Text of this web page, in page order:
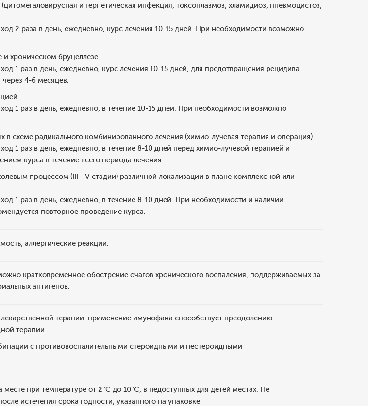
и герпетическая инфекция, токсоплазмоз, хламидиоз, пневмоцистоз,
2 раза в день, ежедневно, курс лечения 10-15 дней. При необходимости возможно
хроническом бруцеллезе
1 раз в день, ежедневно, курс лечения 10-15 дней, для предотвращения рецидива
4-6 месяцев.
1 раз в день, ежедневно, в течение 10-15 дней. При необходимости возможно
в схеме радикального комбинированного лечения (химио-лучевая терапия и операция)
1 раз в день, ежедневно, в течение 8-10 дней перед химио-лучевой терапией и
курса в течение всего периода лечения.
процессом (III -IV стадии) различной локализации в плане комплексной или
1 раз в день, ежедневно, в течение 8-10 дней. При необходимости и наличии
повторное проведение курса.
аллергические реакции.
кратковременное обострение очагов хронического воспаления, поддерживаемых за
антигенов.
терапии: применение имунофана способствует преодолению
терапии.
с противовоспалительными стероидными и нестероидными
при температуре от 2°С до 10°С, в недоступных для детей местах. Не
истечения срока годности, указанного на упаковке.